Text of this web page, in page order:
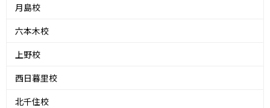
月島校
六本木校
上野校
西日暮里校
北千住校